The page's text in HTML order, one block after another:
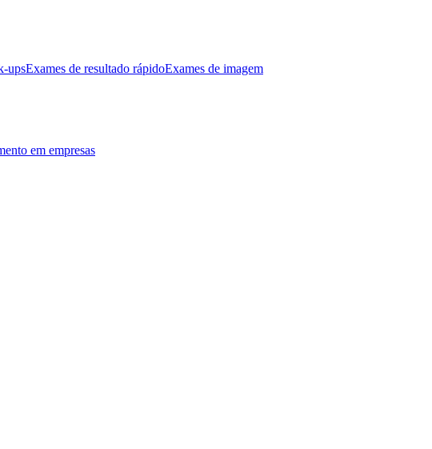
upsExames de resultado rápidoExames de imagem
em empresas